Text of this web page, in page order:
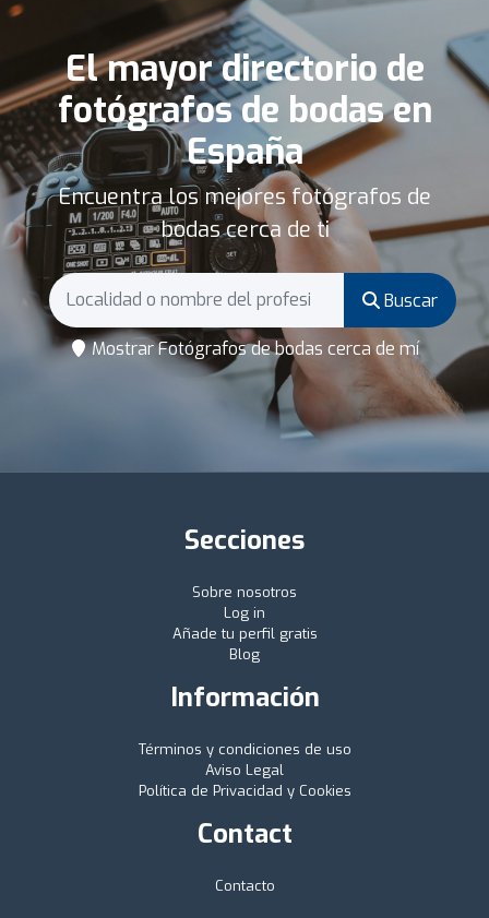
El mayor directorio de
fotógrafos de bodas en
España
Encuentra los mejores fotógrafos de
bodas cerca de ti
Buscar
Mostrar Fotógrafos de bodas cerca de mí
Secciones
Sobre nosotros
Log in
Añade tu perfil gratis
Blog
Información
Términos y condiciones de uso
Aviso Legal
Política de Privacidad y Cookies
Contact
Contacto